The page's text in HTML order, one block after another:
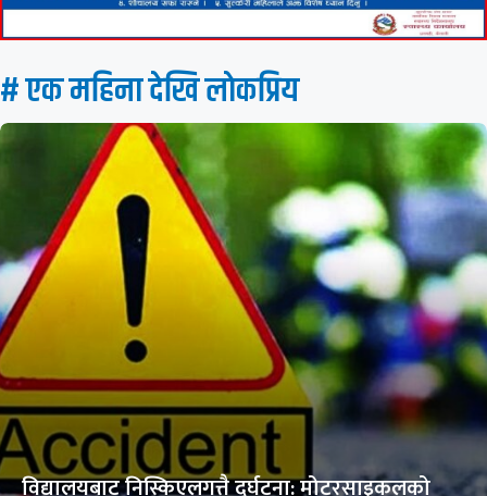
# एक महिना देखि लाेकप्रिय